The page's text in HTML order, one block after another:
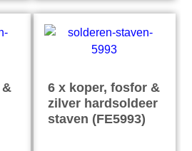
6 x koper, fosfor &
zilver hardsoldeer
staven (FE5993)